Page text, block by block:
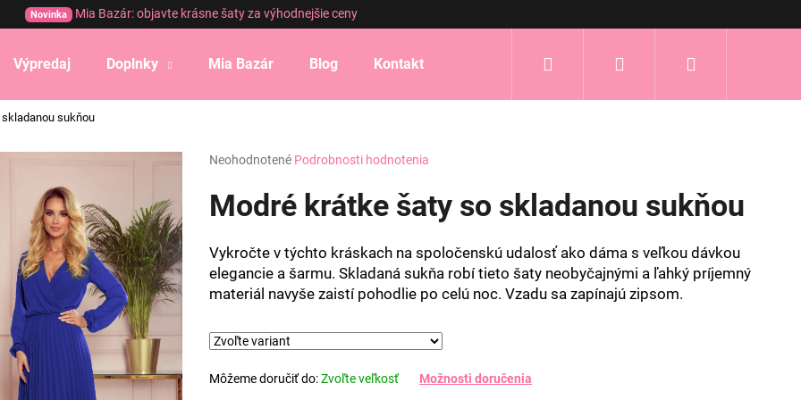
Novinka Mia Bazár: objavte krásne šaty za výhodnejšie ceny
Výpredaj Doplnky Mia Bazár Blog Kontakt Prihlásenie
sukňou
Priemerné
produktu
je
5
hviezdičiek.
Neohodnotené Podrobnosti hodnotenia
Modré krátke šaty so skladanou sukňou
Vykročte v týchto kráskach na spoločenskú udalosť ako dáma s veľkou dávkou
elegancie a šarmu. Skladaná sukňa robí tieto šaty neobyčajnými a ľahký príjemný
materiál navyše zaistí pohodlie po celú noc. Vzadu sa zapínajú zipsom.
Môžeme doručiť do:Zvoľte veľkosť Možnosti doručenia
Čo potrebujete nájsť?
HĽADAŤ
Odporúčame